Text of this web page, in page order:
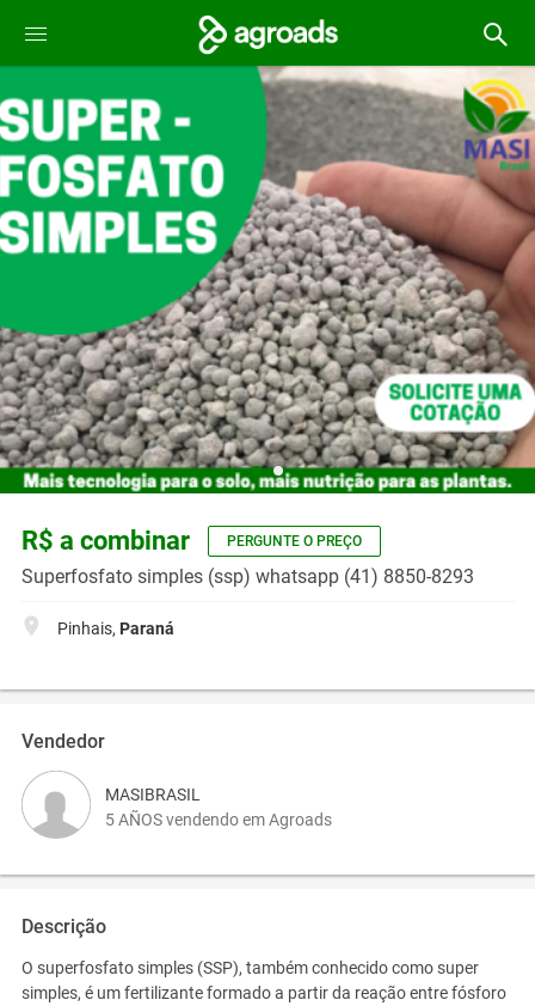
R$ a combinar PERGUNTE O PREÇO
Superfosfato simples (ssp) whatsapp (41) 8850-8293
Pinhais, Paraná
Vendedor
MASIBRASIL
5 AÑOS vendendo em Agroads
Descrição
O superfosfato simples (SSP), também conhecido como super
simples, é um fertilizante formado a partir da reação entre fósforo